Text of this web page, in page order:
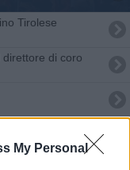
My Personal
Tirolese
di coro